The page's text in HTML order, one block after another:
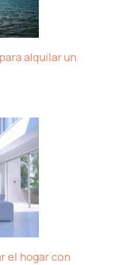
alquilar un
el hogar con